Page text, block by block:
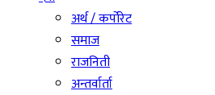
अर्थ / कर्पोरेट
समाज
राजनिती
अन्तर्वार्ता